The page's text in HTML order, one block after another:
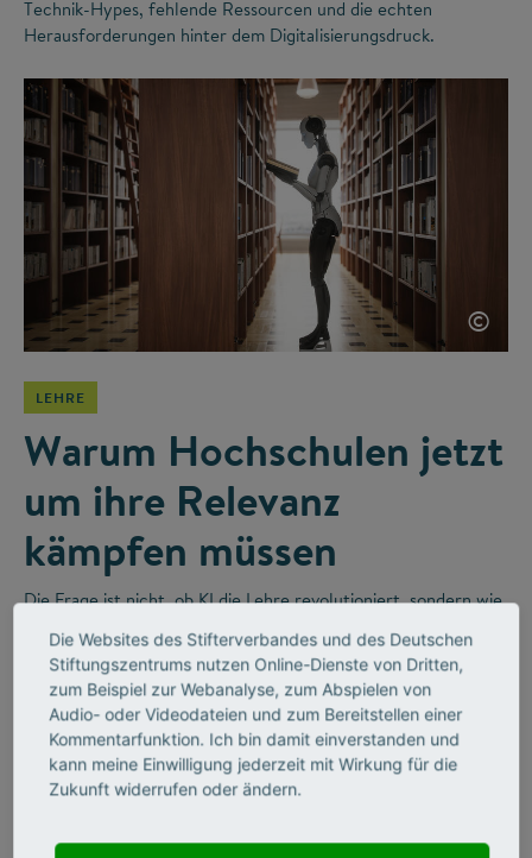
Technik-Hypes, fehlende Ressourcen und die echten
Herausforderungen hinter dem Digitalisierungsdruck.
©
LEHRE
Warum Hochschulen jetzt
um ihre Relevanz
kämpfen müssen
Die Frage ist nicht, ob KI die Lehre revolutioniert, sondern wie
Religionswissenschaftler Bernhard Lange vom disruptiven
Wandel in Hochschulen und wie Unternehmen diesen
befeuern werden.
Die Websites des Stifterverbandes und des Deutschen
Stiftungszentrums nutzen Online-Dienste von Dritten,
zum Beispiel zur Webanalyse, zum Abspielen von
Audio- oder Videodateien und zum Bereitstellen einer
Kommentarfunktion. Ich bin damit einverstanden und
kann meine Einwilligung jederzeit mit Wirkung für die
Zukunft widerrufen oder ändern.